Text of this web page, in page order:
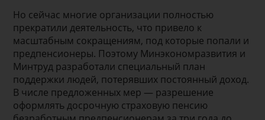
Но сейчас многие организации полностью
прекратили деятельность, что привело к
масштабным сокращениям, под которые попали и
предпенсионеры. Поэтому Минэкономразвития и
Минтруд разработали специальный план
поддержки людей, потерявших постоянный доход.
В числе предложенных мер — разрешение
оформлять досрочную страховую пенсию